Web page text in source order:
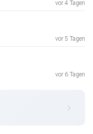
vor 4 Tagen
vor 5 Tagen
vor 6 Tagen